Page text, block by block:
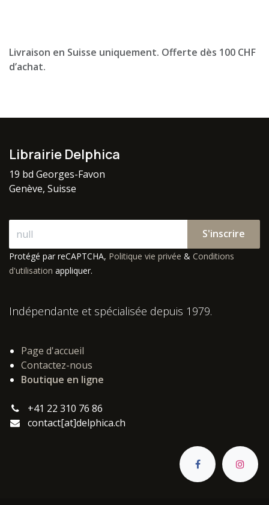
Livraison en Suisse uniquement. Offerte dès 100 CHF
d’achat.
Librairie Delphica
19 bd Georges-Favon
Genève, Suisse
S'inscrire
Protégé par reCAPTCHA, Politique vie privée & Conditions
d'utilisation appliquer.
Indépendante et spécialisée depuis 1979.
Page d'accueil
Contactez-nous
Boutique en ligne
+41 22 310 76 86
contact[at]delphica.ch